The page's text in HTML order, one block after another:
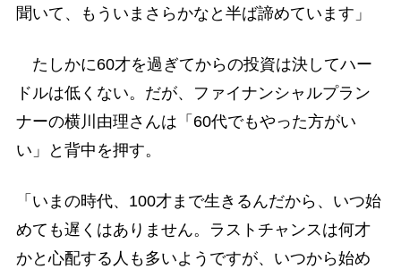
聞いて、もういまさらかなと半ば諦めています」
たしかに60才を過ぎてからの投資は決してハー
ドルは低くない。だが、ファイナンシャルプラン
ナーの横川由理さんは「60代でもやった方がい
い」と背中を押す。
「いまの時代、100才まで生きるんだから、いつ始
めても遅くはありません。ラストチャンスは何才
かと心配する人も多いようですが、いつから始め